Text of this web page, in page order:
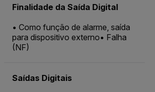
Finalidade da Saída Digital
• Como função de alarme, saída
para dispositivo externo• Falha
(NF)
Saídas Digitais